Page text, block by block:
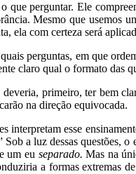
perguntar. Ele
Mesmo que usemos
ela com certeza será
perguntas, em que
claro qual o formato das
primeiro, ter bem
na direção equivocada.
esse
a luz dessas questões,
um eu separado.Mas na
a formas extremas